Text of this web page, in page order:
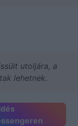
utoljára, a
lehetnek.